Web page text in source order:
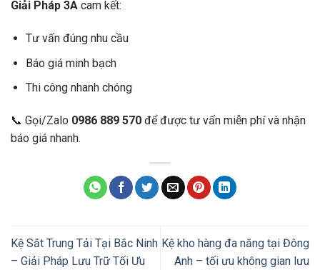
Giải Pháp 3A cam kết:
Tư vấn đúng nhu cầu
Báo giá minh bạch
Thi công nhanh chóng
📞 Gọi/Zalo 0986 889 570 để được tư vấn miễn phí và nhận
báo giá nhanh.
Kệ Sắt Trung Tải Tại Bắc Ninh
– Giải Pháp Lưu Trữ Tối Ưu
Kệ kho hàng đa năng tại Đông
Anh – tối ưu không gian lưu